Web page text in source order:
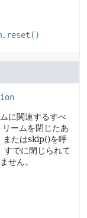
に関連するすべ
リームを閉じたあ
たはskip()を呼
すでに閉じられて
せん。